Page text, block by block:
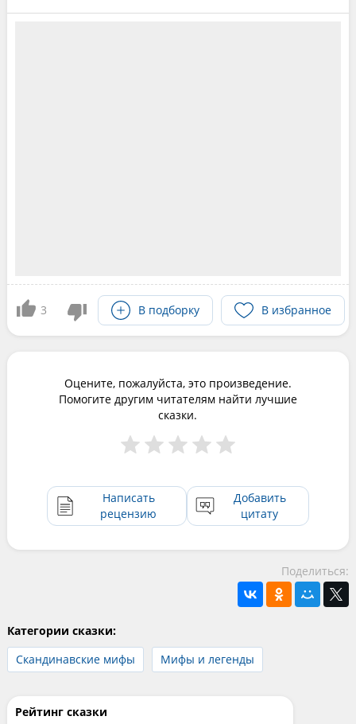
3 В подборку В избранное
Оцените, пожалуйста, это произведение.
Помогите другим читателям найти лучшие
сказки.
Написать
рецензию
Добавить
цитату
Поделиться:
Категории сказки:
Скандинавские мифы
Мифы и легенды
Рейтинг сказки